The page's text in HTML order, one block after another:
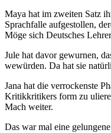
Maya hat im zweiten Satz
Sprachfalle aufgestollen,
Möge sich Deutsches
Jule hat davor gewurnen,
wewürden. Da hat sie
Jana hat die verrockenste
Kritikkritikers form zu
Mach weiter.
Das war mal eine